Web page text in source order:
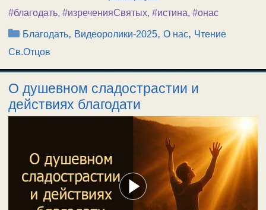
#благодать, #изреченияСвятых, #истина, #онас
Рубрики
Благодать, Видеоролики-2025,О нас, Чтение
Св.Отцов
О душевном сладострастии и
действиях благодати